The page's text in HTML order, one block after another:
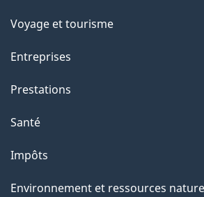
ei
o
s
u
c
e
Voyage et tourisme
Entreprises
Prestations
Santé
Impôts
Environnement et ressources